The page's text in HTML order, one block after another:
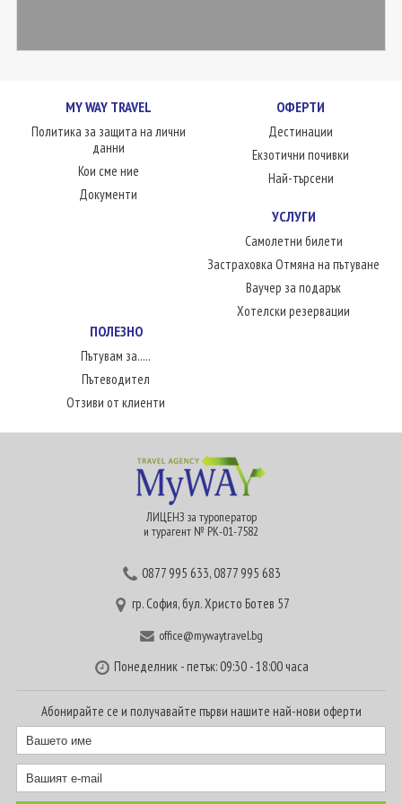
MY WAY TRAVEL
Политика за защита на лични
данни
Кои сме ние
Документи
ОФЕРТИ
Дестинации
Екзотични почивки
Най-търсени
УСЛУГИ
Самолетни билети
Застраховка Отмяна на пътуване
Ваучер за подарък
Хотелски резервации
ПОЛЕЗНО
Пътувам за.....
Пътеводител
Отзиви от клиенти
ЛИЦЕНЗ за туроператор
и турагент № РК-01-7582
0877 995 633,0877 995 683
гр. София, бул. Христо Ботев 57
office@mywaytravel.bg
Понеделник - петък: 09:30 - 18:00 часа
Абонирайте се и получавайте първи нашите най-нови оферти